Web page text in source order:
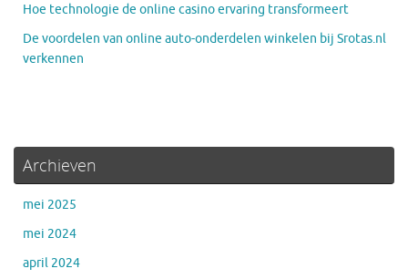
Hoe technologie de online casino ervaring transformeert
De voordelen van online auto-onderdelen winkelen bij Srotas.nl
verkennen
Archieven
mei 2025
mei 2024
april 2024